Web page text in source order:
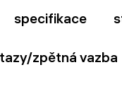
specifikace
zpětná vazba